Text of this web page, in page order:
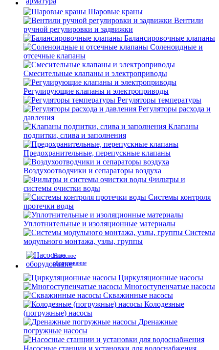
Шаровые краны
Вентили
ручной регулировки и задвижки
Балансировочные клапаны
Соленоидные и
отсечные клапаны
Смесительные клапаны и электроприводы
Регулирующие клапаны и электроприводы
Регуляторы температуры
Регуляторы расхода и
давления
Клапаны
подпитки, слива и заполнения
Предохранительные, перепускные клапаны
Воздухоотводчики и сепараторы воздуха
Фильтры и
системы очистки воды
Системы контроля
протечки воды
Уплотнительные и изоляционные материалы
Системы
модульного монтажа, узлы, группы
Насосное
оборудование
Циркуляционные насосы
Многоступенчатые насосы
Скважинные насосы
Колодезные
(погружные) насосы
Дренажные
погружные насосы
Насосные станции и установки для водоснабжения